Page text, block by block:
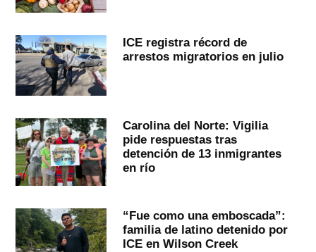
ICE registra récord de
arrestos migratorios en julio
Carolina del Norte: Vigilia
pide respuestas tras
detención de 13 inmigrantes
en río
“Fue como una emboscada”:
familia de latino detenido por
ICE en Wilson Creek